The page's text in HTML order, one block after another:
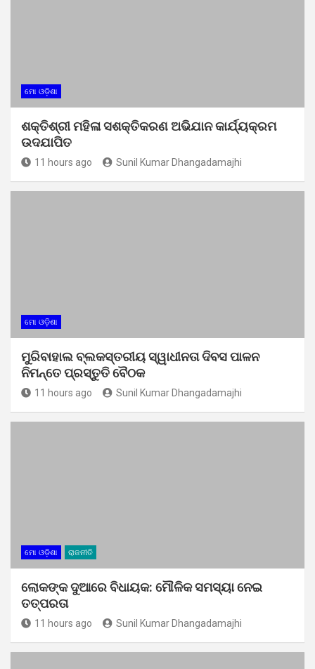
ମୋ ଓଡ଼ିଶା
ଶକ୍ତିଶ୍ରୀ ମହିଳା ସଶକ୍ତିକରଣ ଅଭିଯାନ କାର୍ଯ୍ୟକ୍ରମ
ଉଦଯାପିତ
11 hours ago Sunil Kumar Dhangadamajhi
ମୋ ଓଡ଼ିଶା
ମୁରିବାହାଲ ବ୍ଲକସ୍ତରୀୟ ସ୍ୱାଧୀନତା ଦିବସ ପାଳନ
ନିମନ୍ତେ ପ୍ରସ୍ତୁତି ବୈଠକ
11 hours ago Sunil Kumar Dhangadamajhi
ମୋ ଓଡ଼ିଶା ରାଜନୀତି
ଲୋକଙ୍କ ଦୁଆରେ ବିଧାୟକ: ମୌଳିକ ସମସ୍ୟା ନେଇ
ତତ୍ପରତା
11 hours ago Sunil Kumar Dhangadamajhi